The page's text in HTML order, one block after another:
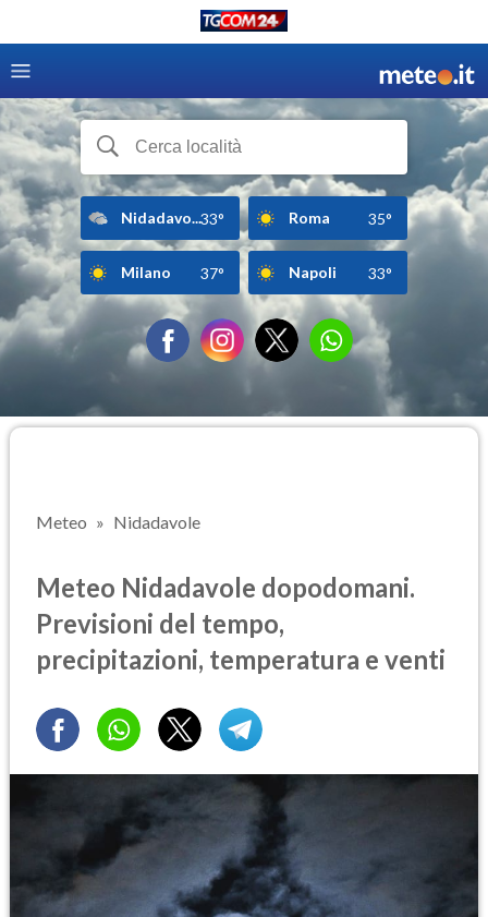
Nidadavo...33° Roma 35°
Milano 37° Napoli 33°
Meteo Nidadavole
Meteo Nidadavole dopodomani.
Previsioni del tempo,
precipitazioni, temperatura e venti